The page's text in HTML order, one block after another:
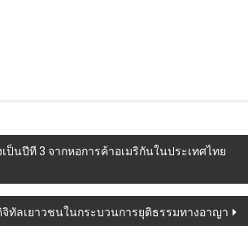
เป็นปีที 3 จากหอการค้าอเมริกันในประเทศไทย
ลเยาวชนในกระบวนการยุติธรรมทางอาญา